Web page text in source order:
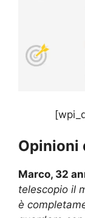
Opinioni
Marco, 32
telescopio il
è